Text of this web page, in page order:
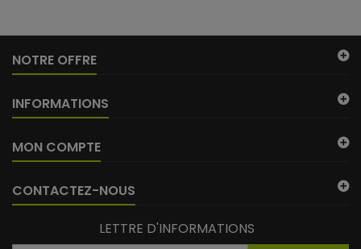
NOTRE OFFRE
INFORMATIONS
MON COMPTE
CONTACTEZ-NOUS
LETTRE D'INFORMATIONS